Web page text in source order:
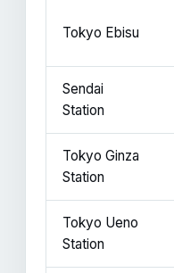
Tokyo Ebisu
Sendai
Station
Tokyo Ginza
Station
Tokyo Ueno
Station